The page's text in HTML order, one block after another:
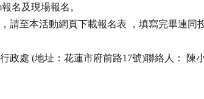
名及現場報名。
請至本活動網頁下載報名表 ，填寫完畢連同
政處 (地址：花蓮市府前路17號)聯絡人： 陳小